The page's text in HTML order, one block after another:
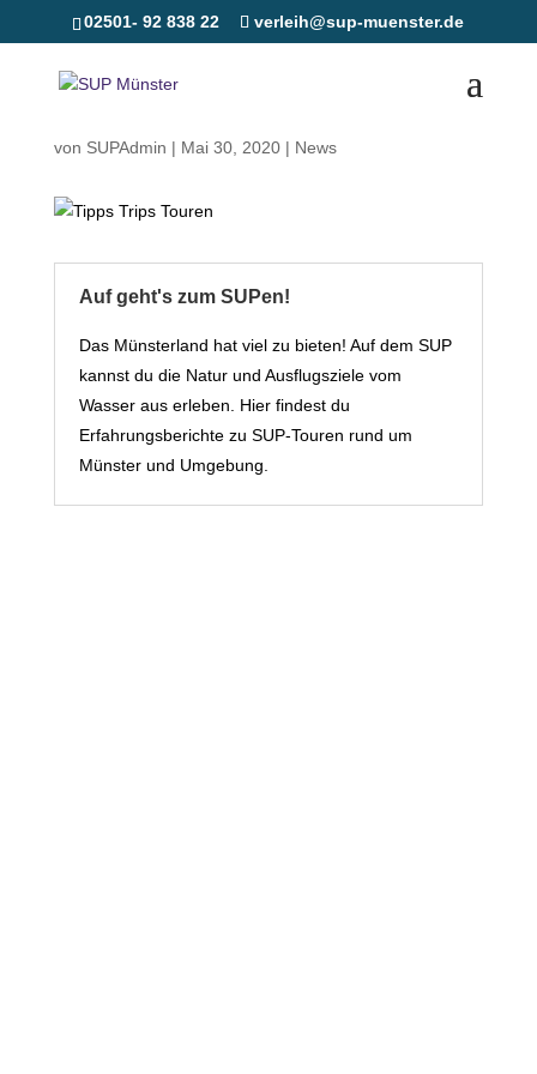
02501- 92 838 22 verleih@sup-muenster.de
SUP – Tipps und Touren
von SUPAdmin | Mai 30, 2020| News
Auf geht's zum SUPen!
Das Münsterland hat viel zu bieten! Auf dem SUP
kannst du die Natur und Ausflugsziele vom
Wasser aus erleben. Hier findest du
Erfahrungsberichte zu SUP-Touren rund um
Münster und Umgebung.